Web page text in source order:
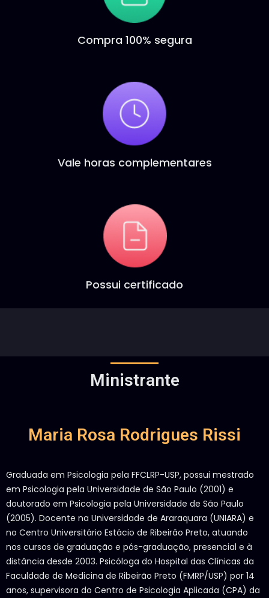
Compra 100% segura
Vale horas complementares
Possui certificado
Ministrante
Maria Rosa Rodrigues Rissi
Graduada em Psicologia pela FFCLRP-USP, possui mestrado
em Psicologia pela Universidade de São Paulo (2001) e
doutorado em Psicologia pela Universidade de São Paulo
(2005). Docente na Universidade de Araraquara (UNIARA) e
no Centro Universitário Estácio de Ribeirão Preto, atuando
nos cursos de graduação e pós-graduação, presencial e à
distância desde 2003. Psicóloga do Hospital das Clínicas da
Faculdade de Medicina de Ribeirão Preto (FMRP/USP) por 14
anos, supervisora do Centro de Psicologia Aplicada (CPA) da